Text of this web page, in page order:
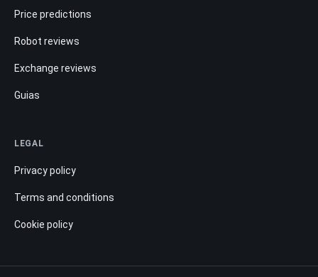
Price predictions
Robot reviews
Exchange reviews
Guias
LEGAL
Privacy policy
Terms and conditions
Cookie policy